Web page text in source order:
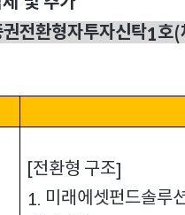
권전환형자투자신탁1호(
[전환형 구조]
1. 미래에셋펀드솔루